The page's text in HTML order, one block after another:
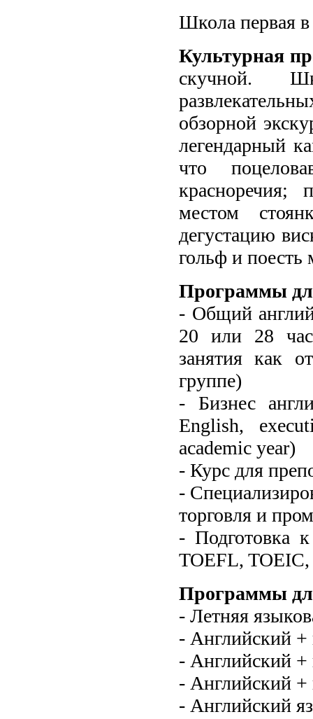
Школа первая
Культурная
скучной.
обзорной
легендарный
что
красноречия;
местом
дегустацию
гольф и поесть
Программы
- Общий
20 или 28
занятия как
группе)
- Бизнес
English,
academic year)
- Курс для
-
торговля и
- Подготовка
TOEFL,
Программы
- Летняя
- Английский +
- Английский +
- Английский +
- Английский